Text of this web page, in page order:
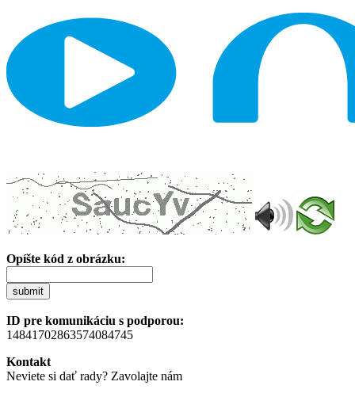
Opíšte kód z obrázku:
submit
ID pre komunikáciu s podporou:
14841702863574084745
Kontakt
Neviete si dať rady? Zavolajte nám